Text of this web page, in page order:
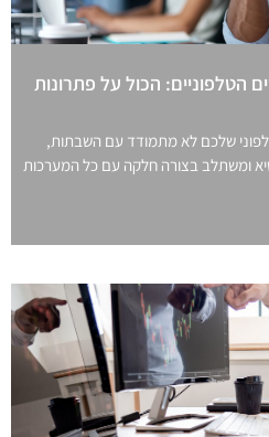
הטלפוניים: הכול על פתרונות
שלכם לא מתמודד עם השבתות,
ומשתלב בצורה חלקה עם כל המערכות